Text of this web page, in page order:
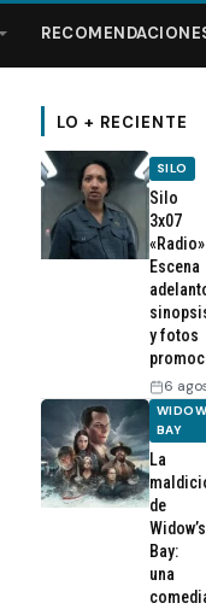
LO + RECIENTE
SILO
Silo
3x07
Escena
y fotos
6
BAY
La
de
Widow’s
Bay:
una